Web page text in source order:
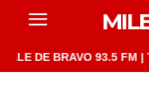
BRAVO 93.5 FM |